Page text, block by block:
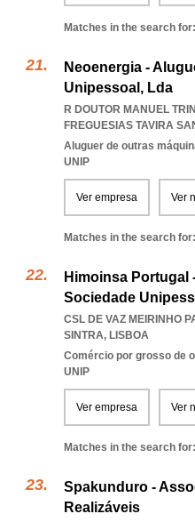
Matches in the search for:
Neoenergia -
Unipessoal, Lda
R DOUTOR MANUEL
FREGUESIAS TAVIRA
Aluguer de outras
UNIP
Ver empresa Ver
Matches in the search for:
Himoinsa Portugal
Sociedade
CSL DE VAZ MEIRINHO
SINTRA, LISBOA
Comércio por grosso de
UNIP
Ver empresa Ver
Matches in the search for:
Spakunduro -
Realizáveis